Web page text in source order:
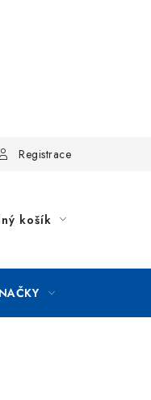
Registrace
košík